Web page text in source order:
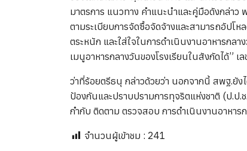
มาตรการ แนวทาง คำแนะนำและคู่มือดังกล่า
ตามระเบียบการจัดซื้อจัดจ้างและสามารถอัปโ
ตระหนัก และใส่ใจในการดำเนินงานอาหารก
เมนูอาหารกลางวันของโรงเรียนในสังกัดได้” เ
ว่าที่ร้อยตรีธนุ กล่าวด้วยว่า นอกจากนี้ สพฐ.ยัง
ป้องกันและปราบปรามการทุจริตแห่งชาติ (ป.ป
กำกับ ติดตาม ตรวจสอบ การดำเนินงานอาหา
จำนวนผู้เข้าชม : 241